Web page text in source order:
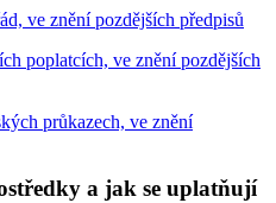
ve znění pozdějších předpisů
poplatcích, ve znění pozdějších
průkazech, ve znění
a jak se uplatňují